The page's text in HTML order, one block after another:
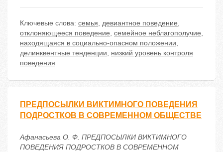
Ключевые слова: семья, девиантное поведение,
отклоняющееся поведение, семейное неблагополучие,
находящаяся в социально-опасном положении,
делинквентные тенденции, низкий уровень контроля
поведения
ПРЕДПОСЫЛКИ ВИКТИМНОГО ПОВЕДЕНИЯ
ПОДРОСТКОВ В СОВРЕМЕННОМ ОБЩЕСТВЕ
Афанасьева О. Ф. ПРЕДПОСЫЛКИ ВИКТИМНОГО
ПОВЕДЕНИЯ ПОДРОСТКОВ В СОВРЕМЕННОМ